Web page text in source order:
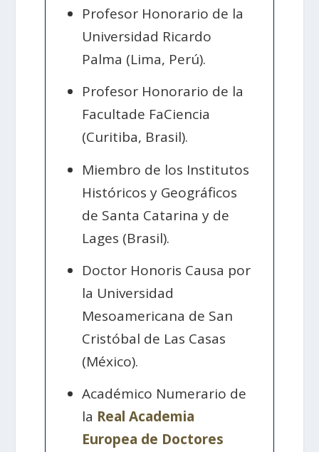
Profesor Honorario de la
Universidad Ricardo
Palma (Lima, Perú).
Profesor Honorario de la
Facultade FaCiencia
(Curitiba, Brasil).
Miembro de los Institutos
Históricos y Geográficos
de Santa Catarina y de
Lages (Brasil).
Doctor Honoris Causa por
la Universidad
Mesoamericana de San
Cristóbal de Las Casas
(México).
Académico Numerario de
la Real Academia
Europea de Doctores